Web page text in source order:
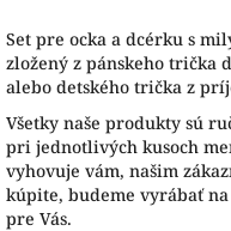
Set pre ocka a dcérku s
zložený z pánskeho trička
alebo detského trička z
Všetky naše produkty sú
pri jednotlivých kusoch
vyhovuje vám, našim
kúpite, budeme vyrábať
pre Vás.